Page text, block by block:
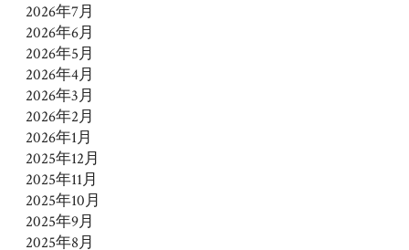
2026年7月
2026年6月
2026年5月
2026年4月
2026年3月
2026年2月
2026年1月
2025年12月
2025年11月
2025年10月
2025年9月
2025年8月